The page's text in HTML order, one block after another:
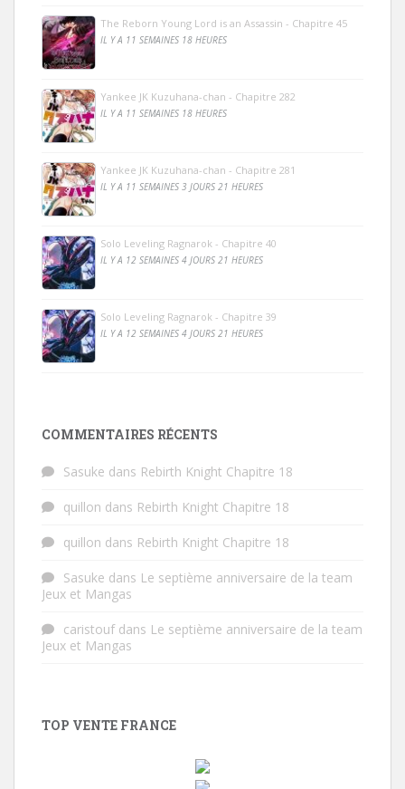
The Reborn Young Lord is an Assassin - Chapitre 45
IL Y A 11 SEMAINES 18 HEURES
Yankee JK Kuzuhana-chan - Chapitre 282
IL Y A 11 SEMAINES 18 HEURES
Yankee JK Kuzuhana-chan - Chapitre 281
IL Y A 11 SEMAINES 3 JOURS 21 HEURES
Solo Leveling Ragnarok - Chapitre 40
IL Y A 12 SEMAINES 4 JOURS 21 HEURES
Solo Leveling Ragnarok - Chapitre 39
IL Y A 12 SEMAINES 4 JOURS 21 HEURES
COMMENTAIRES RÉCENTS
Sasuke dans Rebirth Knight Chapitre 18
quillon dans Rebirth Knight Chapitre 18
quillon dans Rebirth Knight Chapitre 18
Sasuke dans Le septième anniversaire de la team
Jeux et Mangas
caristoufdans Le septième anniversaire de la team
Jeux et Mangas
TOP VENTE FRANCE